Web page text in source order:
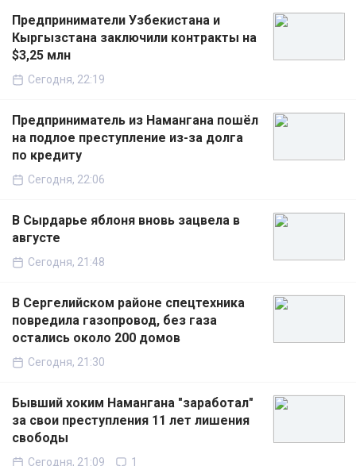
Предприниматели Узбекистана и
Кыргызстана заключили контракты на
$3,25 млн
Сегодня, 22:19
Предприниматель из Намангана пошёл
на подлое преступление из-за долга
по кредиту
Сегодня, 22:06
В Сырдарье яблоня вновь зацвела в
августе
Сегодня, 21:48
В Сергелийском районе спецтехника
повредила газопровод, без газа
остались около 200 домов
Сегодня, 21:30
Бывший хоким Намангана "заработал"
за свои преступления 11 лет лишения
свободы
Сегодня, 21:09 1